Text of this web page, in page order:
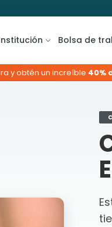
Bolsa de
y obtén un increíble 40%